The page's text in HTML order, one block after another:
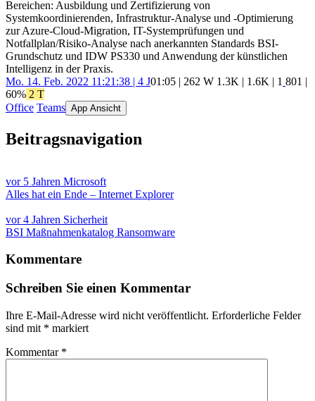
Bereichen: Ausbildung und Zertifizierung von
Systemkoordinierenden, Infrastruktur-Analyse und -Optimierung
zur Azure-Cloud-Migration, IT-Systemprüfungen und
Notfallplan/Risiko-Analyse nach anerkannten Standards BSI-
Grundschutz und IDW PS330 und Anwendung der künstlichen
Intelligenz in der Praxis.
Mo. 14. Feb. 2022 11:21:38 | 4 J01:05 | 262 W 1.3K | 1.6K | 1 801 |
60% 2 T
Office Teams App Ansicht
Beitragsnavigation
vor 5 Jahren Microsoft
Alles hat ein Ende – Internet Explorer
vor 4 Jahren Sicherheit
BSI Maßnahmenkatalog Ransomware
Kommentare
Schreiben Sie einen Kommentar
Ihre E-Mail-Adresse wird nicht veröffentlicht. Erforderliche Felder
sind mit * markiert
Kommentar *